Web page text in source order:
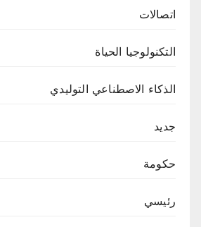
اتصالات
التكنولوجيا الحياة
الذكاء الاصطناعي التوليدي
جديد
حكومة
رئيسي